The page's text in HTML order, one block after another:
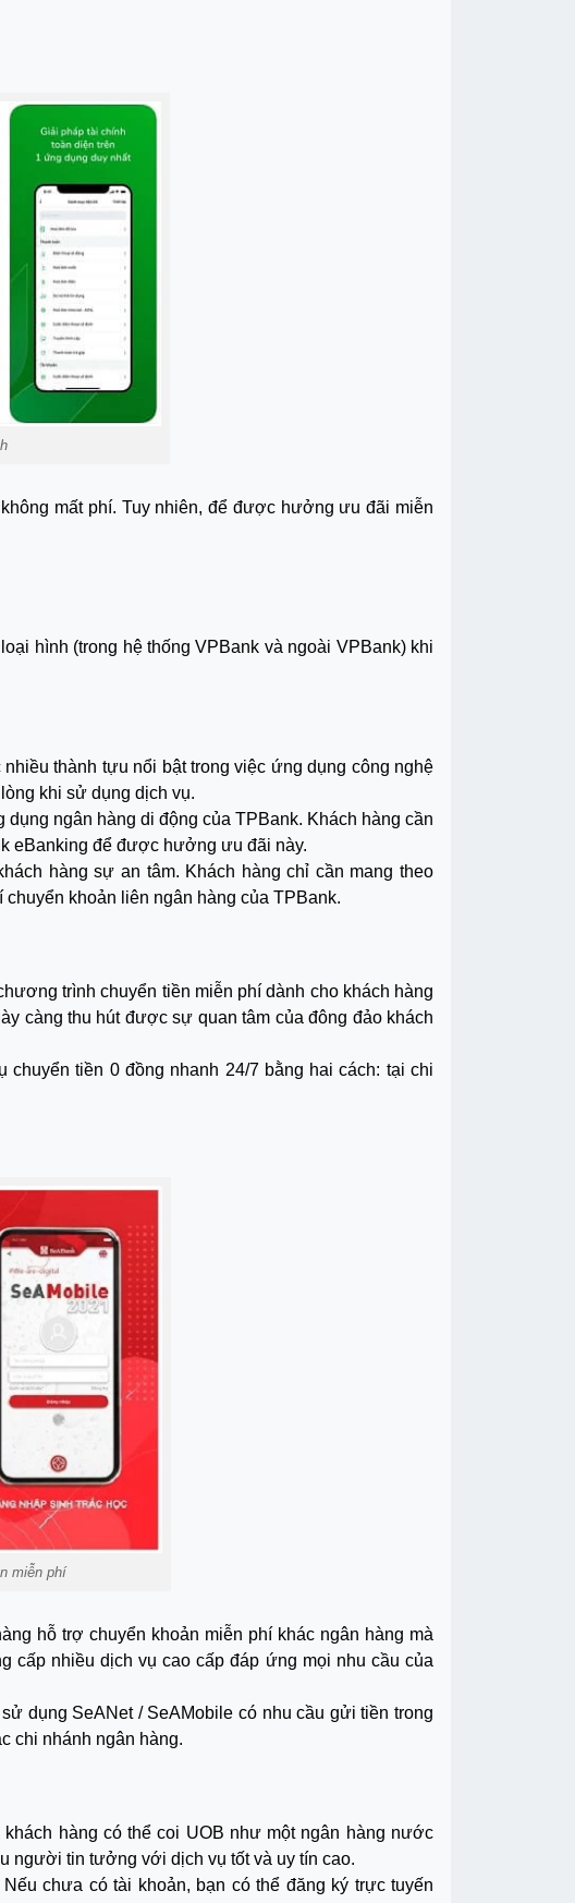
mất phí. Tuy nhiên, để được hưởng ưu đãi miễn
hình (trong hệ thống VPBank và ngoài VPBank) khi
thành tựu nổi bật trong việc ứng dụng công nghệ
khi sử dụng dịch vụ.
ngân hàng di động của TPBank. Khách hàng cần
eBanking để được hưởng ưu đãi này.
hàng sự an tâm. Khách hàng chỉ cần mang theo
khoản liên ngân hàng của TPBank.
trình chuyển tiền miễn phí dành cho khách hàng
càng thu hút được sự quan tâm của đông đảo khách
tiền 0 đồng nhanh 24/7 bằng hai cách: tại chi
miễn phí
hỗ trợ chuyển khoản miễn phí khác ngân hàng mà
cấp nhiều dịch vụ cao cấp đáp ứng mọi nhu cầu của
dụng SeANet / SeAMobile có nhu cầu gửi tiền trong
chi nhánh ngân hàng.
hàng có thể coi UOB như một ngân hàng nước
người tin tưởng với dịch vụ tốt và uy tín cao.
chưa có tài khoản, bạn có thể đăng ký trực tuyến